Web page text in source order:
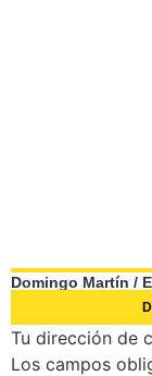
Domingo Martín /
Tu dirección de
Los campos